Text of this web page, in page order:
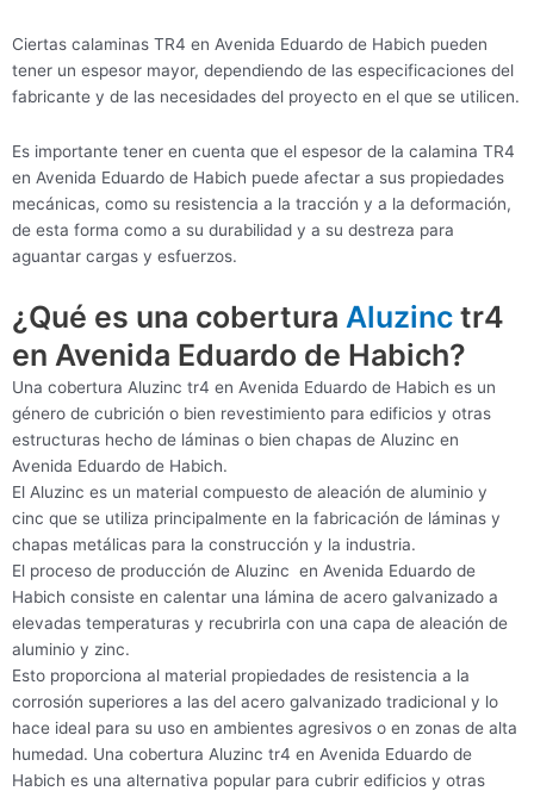
Ciertas calaminas TR4 en Avenida Eduardo de Habich pueden
tener un espesor mayor, dependiendo de las especificaciones del
fabricante y de las necesidades del proyecto en el que se utilicen.
Es importante tener en cuenta que el espesor de la calamina TR4
en Avenida Eduardo de Habich puede afectar a sus propiedades
mecánicas, como su resistencia a la tracción y a la deformación,
de esta forma como a su durabilidad y a su destreza para
aguantar cargas y esfuerzos.
¿Qué es una cobertura Aluzinc tr4
en Avenida Eduardo de Habich?
Una cobertura Aluzinc tr4 en Avenida Eduardo de Habich es un
género de cubrición o bien revestimiento para edificios y otras
estructuras hecho de láminas o bien chapas de Aluzinc en
Avenida Eduardo de Habich.
El Aluzinc es un material compuesto de aleación de aluminio y
cinc que se utiliza principalmente en la fabricación de láminas y
chapas metálicas para la construcción y la industria.
El proceso de producción de Aluzinc en Avenida Eduardo de
Habich consiste en calentar una lámina de acero galvanizado a
elevadas temperaturas y recubrirla con una capa de aleación de
aluminio y zinc.
Esto proporciona al material propiedades de resistencia a la
corrosión superiores a las del acero galvanizado tradicional y lo
hace ideal para su uso en ambientes agresivos o en zonas de alta
humedad. Una cobertura Aluzinc tr4 en Avenida Eduardo de
Habich es una alternativa popular para cubrir edificios y otras